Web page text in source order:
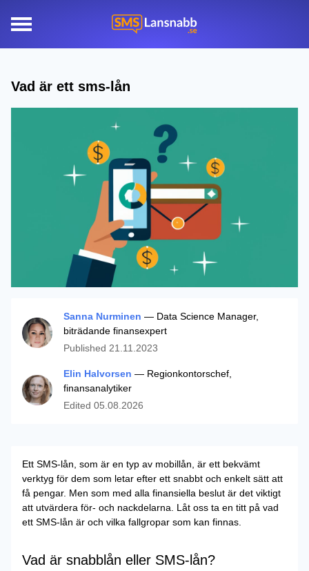
Vad är ett sms-lån
Sanna Nurminen — Data Science Manager,
biträdande finansexpert
Published 21.11.2023
Elin Halvorsen — Regionkontorschef,
finansanalytiker
Edited 05.08.2026
Ett SMS-lån, som är en typ av mobillån, är ett bekvämt
verktyg för dem som letar efter ett snabbt och enkelt sätt att
få pengar. Men som med alla finansiella beslut är det viktigt
att utvärdera för- och nackdelarna. Låt oss ta en titt på vad
ett SMS-lån är och vilka fallgropar som kan finnas.
Vad är snabblån eller SMS-lån?